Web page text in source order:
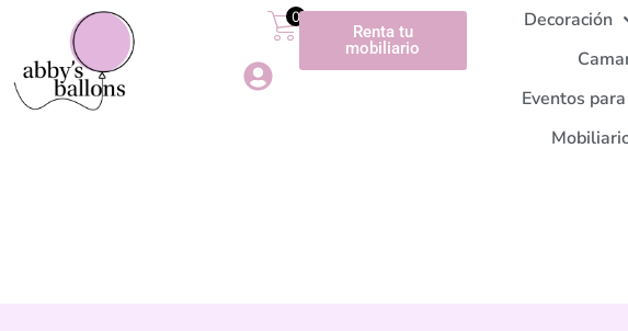
0
Renta tu
mobiliario
Decoración
Eventos